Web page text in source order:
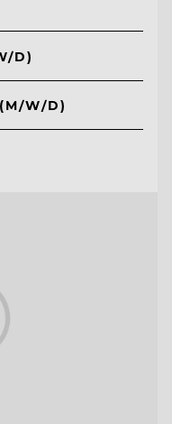
D)
W/D)